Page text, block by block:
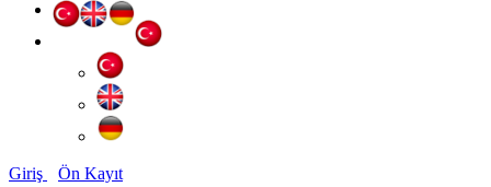
Giriş Ön Kayıt